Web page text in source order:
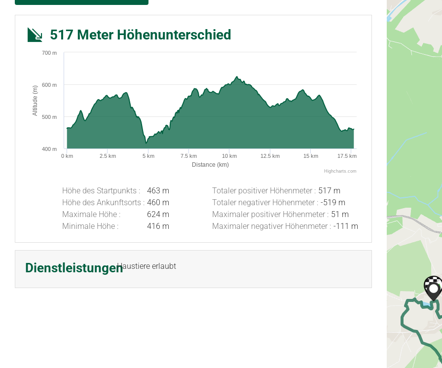
517 Meter Höhenunterschied
Distance (km)
Altitude (m)
0 km 2.5 km 5 km 7.5 km 10 km 12.5 km 15 km 17.5 km
400 m
500 m
600 m
700 m
Highcharts.com
Höhe des Startpunkts :
463 m
Höhe des Ankunftsorts : 460 m
Maximale Höhe :
624 m
Minimale Höhe :
416 m
Totaler positiver Höhenmeter : 517 m
Totaler negativer Höhenmeter : -519 m
Maximaler positiver Höhenmeter : 51 m
Maximaler negativer Höhenmeter : -111 m
DienstleistungenHaustiere erlaubt